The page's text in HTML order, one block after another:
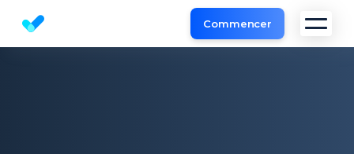
Outil d'Analyse de Site et l'audit SEO gratuit
Commencer